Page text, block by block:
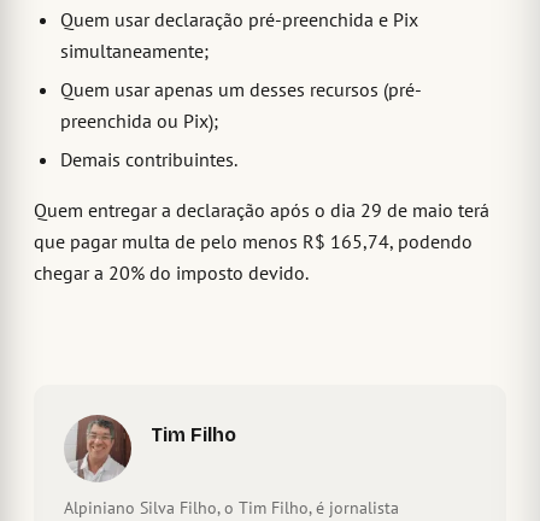
Quem usar declaração pré-preenchida e Pix
simultaneamente;
Quem usar apenas um desses recursos (pré-
preenchida ou Pix);
Demais contribuintes.
Quem entregar a declaração após o dia 29 de maio terá
que pagar multa de pelo menos R$ 165,74, podendo
chegar a 20% do imposto devido.
Tim Filho
Alpiniano Silva Filho, o Tim Filho, é jornalista